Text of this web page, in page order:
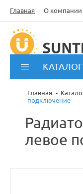
Главная О компании
КАТАЛОГ
Главная
подключение
левое